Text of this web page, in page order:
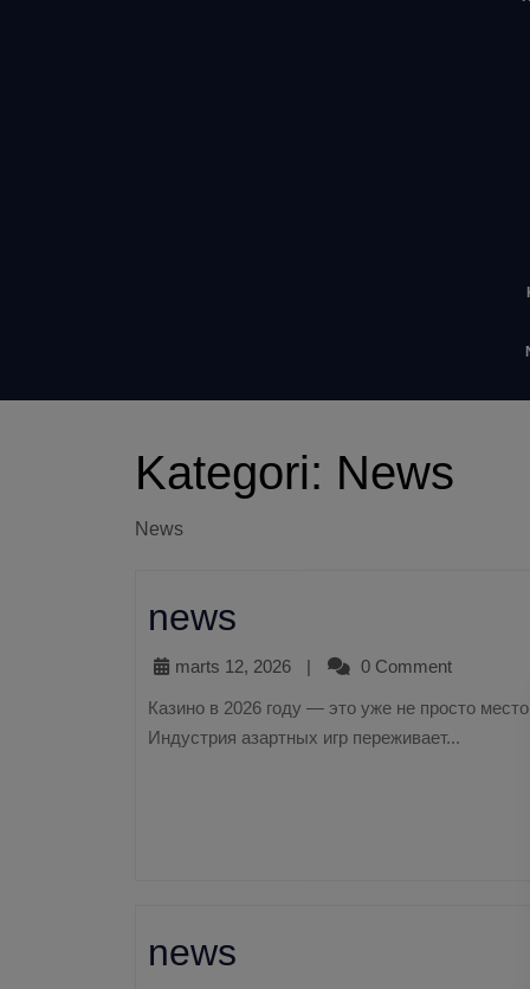
Kategori: News
News
news
marts 12, 2026 | 0 Comment
Казино в 2026 году — это уже не просто место с игровыми автоматами и карточными столами.
Индустрия азартных игр переживает...
news